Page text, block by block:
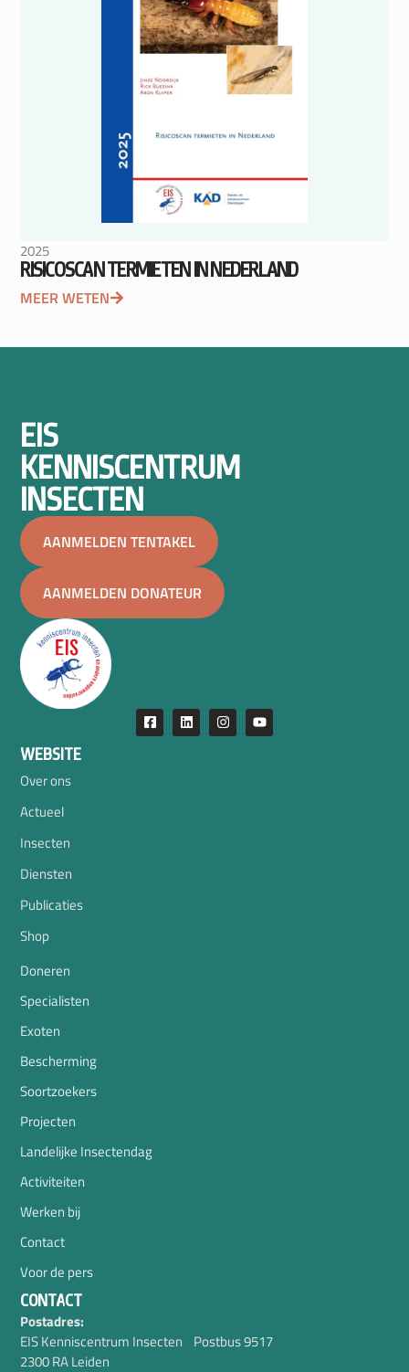
2025
RISICOSCAN TERMIETEN IN NEDERLAND
MEER WETEN
EIS
KENNISCENTRUM
INSECTEN
AANMELDEN TENTAKEL
AANMELDEN DONATEUR
WEBSITE
Over ons
Actueel
Insecten
Diensten
Publicaties
Shop
Doneren
Specialisten
Exoten
Bescherming
Soortzoekers
Projecten
Landelijke Insectendag
Activiteiten
Werken bij
Contact
Voor de pers
CONTACT
Postadres:
EIS Kenniscentrum Insecten Postbus 9517
2300 RA Leiden